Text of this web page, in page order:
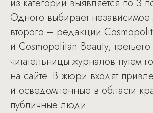
Одного выбирает
второго – редакции
и Cosmopolitan Beauty,
читательницы журналов путем
на сайте. В жюри входят
и осведомленные в области
публичные люди.